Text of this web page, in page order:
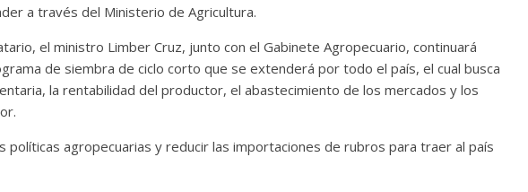
a través del Ministerio de Agricultura.
el ministro Limber Cruz, junto con el Gabinete Agropecuario, continuará
de siembra de ciclo corto que se extenderá por todo el país, el cual busca
la rentabilidad del productor, el abastecimiento de los mercados y los
políticas agropecuarias y reducir las importaciones de rubros para traer al país